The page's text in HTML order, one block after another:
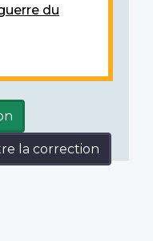
du
la correction